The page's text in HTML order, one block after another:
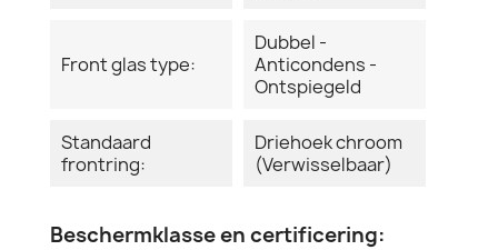
Front glas type:
Dubbel -
Anticondens -
Ontspiegeld
Standaard
frontring:
Driehoek chroom
(Verwisselbaar)
Beschermklasse en certificering: